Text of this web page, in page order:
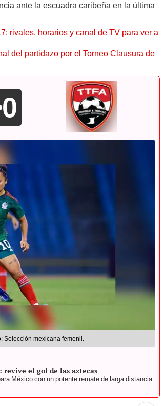
ante la escuadra caribeña en la última
rivales, horarios y canal de TV para ver a
del partidazo por el Torneo Clausura de
0
Selección mexicana femenil.
el gol de las aztecas
México con un potente remate de larga distancia.